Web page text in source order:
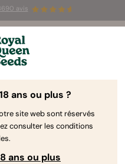
avis
-50 % sur
Blog
ans ou plus ?
site web sont réservés
consulter les conditions
ans ou plus